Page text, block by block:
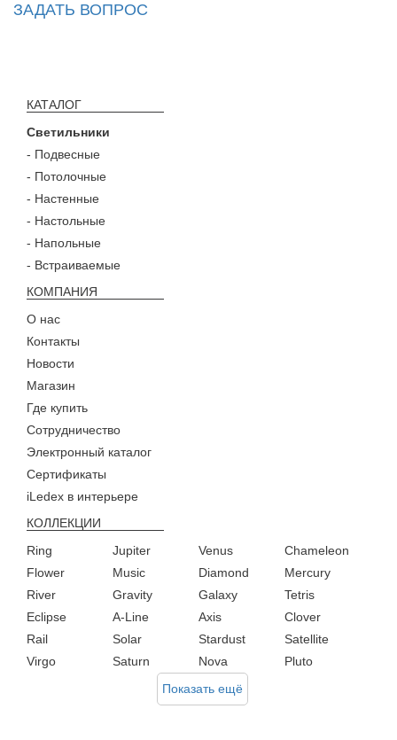
ЗАДАТЬ ВОПРОС
КАТАЛОГ
Светильники
- Подвесные
- Потолочные
- Настенные
- Настольные
- Напольные
- Встраиваемые
КОМПАНИЯ
О нас
Контакты
Новости
Магазин
Где купить
Сотрудничество
Электронный каталог
Сертификаты
iLedex в интерьере
КОЛЛЕКЦИИ
Ring
Flower
Jupiter
Music
Venus
Diamond
Chameleon
Mercury
River
Eclipse
Gravity
A-Line
Galaxy
Axis
Tetris
Clover
Rail
Virgo
Solar
Saturn
Stardust
Nova
Satellite
Pluto
Показать ещё